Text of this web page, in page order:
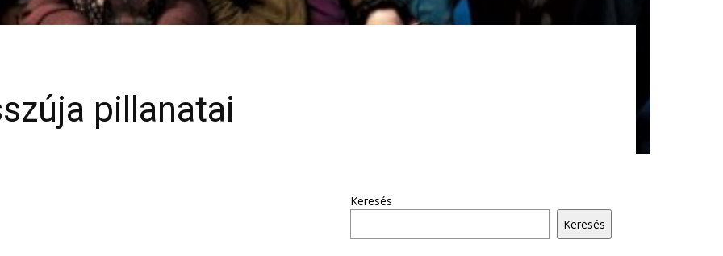
pillanatai
Keresés
Keresés